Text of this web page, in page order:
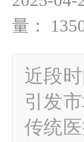
量：
近段
引发
传统